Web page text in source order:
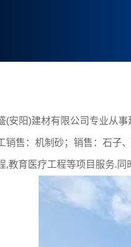
阳)建材有限公司专业从事
销售：机制砂；销售：石子
,教育医疗工程等项目服务.